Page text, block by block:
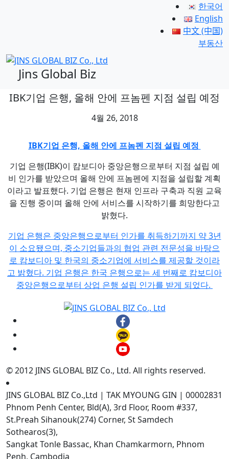
한국어
English
中文 (中国)
부동산
Jins Global Biz
IBK기업 은행, 올해 안에 프놈펜 지점 설립 예정
4월 26, 2018
IBK기업 은행, 올해 안에 프놈펜 지점 설립 예정
기업 은행(IBK)이 캄보디아 중앙은행으로부터 지점 설립 예
비 인가를 받았으며 올해 안에 프놈펜에 지점을 설립할 계획
이라고 발표했다. 기업 은행은 현재 인프라 구축과 직원 교육
을 진행 중이며 올해 안에 서비스를 시작하기를 희망한다고
밝혔다.
기업 은행은 중앙은행으로부터 인가를 취득하기까지 약 3년
이 소요됐으며, 중소기업들과의 협업 관련 전문성을 바탕으
로 캄보디아 및 한국의 중소기업에 서비스를 제공할 것이라
고 밝혔다. 기업 은행은 한국 은행으로는 세 번째로 캄보디아
중앙은행으로부터 상업 은행 설립 인가를 받게 되었다.
© 2012 JINS GLOBAL BIZ Co., Ltd. All rights reserved.
JINS GLOBAL BIZ Co.,Ltd | TAK MYOUNG GIN | 00002831
Phnom Penh Center, Bld(A), 3rd Floor, Room #337,
St.Preah Sihanouk(274) Corner, St Samdech
Sothearos(3),
Sangkat Tonle Bassac, Khan Chamkarmorn, Phnom
Penh, Cambodia